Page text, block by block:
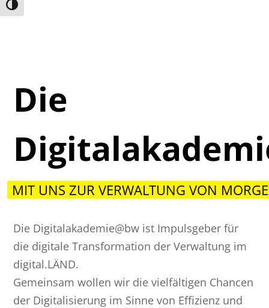
Umschalten auf hohe Kontraste
Die
MIT UNS ZUR VERWALTUNG VON
Die Digitalakademie@bw ist Impulsgeber für
die digitale Transformation der Verwaltung im
digital.LÄND.
Gemeinsam wollen wir die vielfältigen Chancen
der Digitalisierung im Sinne von Effizienz und